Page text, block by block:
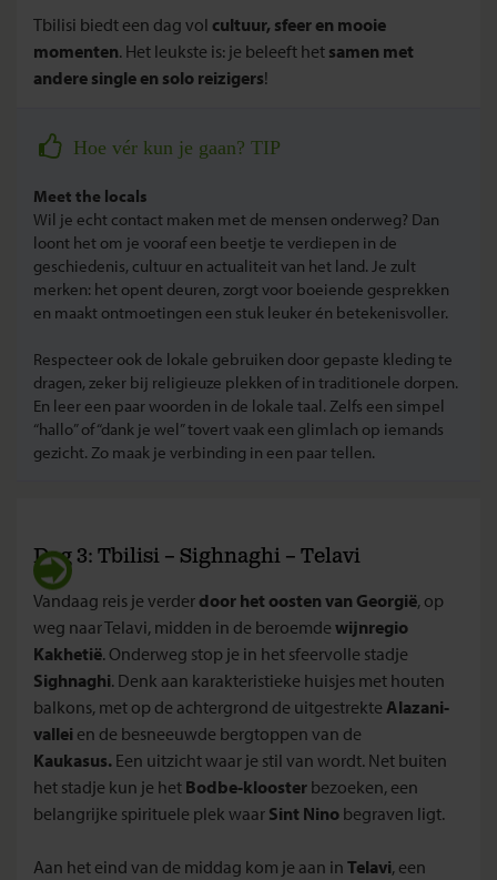
Tbilisi biedt een dag vol cultuur, sfeer en mooie
momenten. Het leukste is: je beleeft het samen met
andere single en solo reizigers!
Hoe vér kun je gaan? TIP
Meet the locals
Wil je echt contact maken met de mensen onderweg? Dan
loont het om je vooraf een beetje te verdiepen in de
geschiedenis, cultuur en actualiteit van het land. Je zult
merken: het opent deuren, zorgt voor boeiende gesprekken
en maakt ontmoetingen een stuk leuker én betekenisvoller.
Respecteer ook de lokale gebruiken door gepaste kleding te
dragen, zeker bij religieuze plekken of in traditionele dorpen.
En leer een paar woorden in de lokale taal. Zelfs een simpel
“hallo” of “dank je wel” tovert vaak een glimlach op iemands
gezicht. Zo maak je verbinding in een paar tellen.
Dag 3: Tbilisi – Sighnaghi – Telavi
Vandaag reis je verder door het oosten van Georgië, op
weg naar Telavi, midden in de beroemde wijnregio
Kakhetië. Onderweg stop je in het sfeervolle stadje
Sighnaghi. Denk aan karakteristieke huisjes met houten
balkons, met op de achtergrond de uitgestrekte Alazani-
vallei en de besneeuwde bergtoppen van de
Kaukasus. Een uitzicht waar je stil van wordt. Net buiten
het stadje kun je het Bodbe-klooster bezoeken, een
belangrijke spirituele plek waar Sint Nino begraven ligt.
Aan het eind van de middag kom je aan in Telavi, een